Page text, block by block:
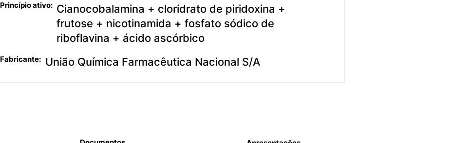
Princípio ativo: Cianocobalamina + cloridrato de piridoxina +
frutose + nicotinamida + fosfato sódico de
riboflavina + ácido ascórbico
Fabricante: União Química Farmacêutica Nacional S/A